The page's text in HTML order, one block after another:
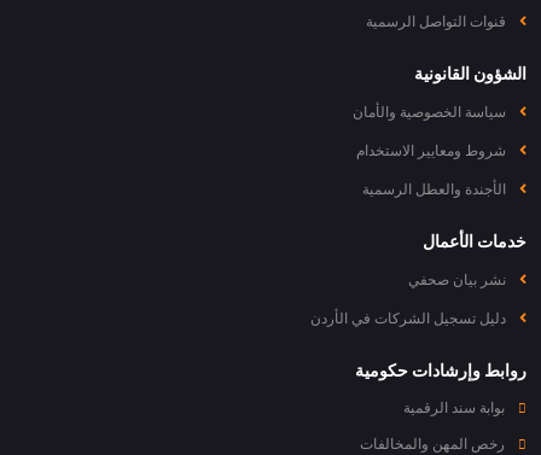
قنوات التواصل الرسمية
الشؤون القانونية
سياسة الخصوصية والأمان
شروط ومعايير الاستخدام
الأجندة والعطل الرسمية
خدمات الأعمال
نشر بيان صحفي
دليل تسجيل الشركات في الأردن
روابط وإرشادات حكومية
بوابة سند الرقمية
رخص المهن والمخالفات